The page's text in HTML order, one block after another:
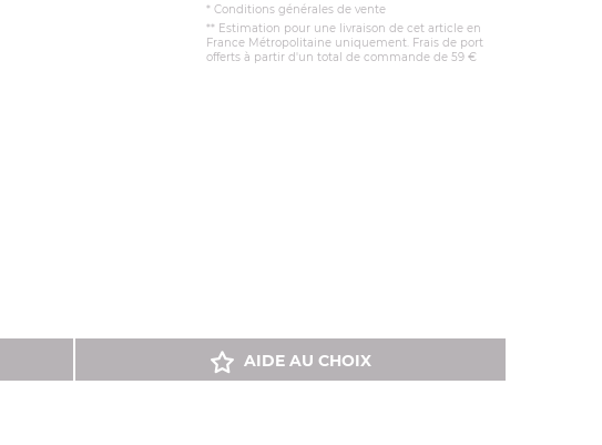
* Conditions générales de vente
** Estimation pour une livraison de cet article en
France Métropolitaine uniquement. Frais de port
offerts à partir d'un total de commande de 59 €
AIDE AU CHOIX